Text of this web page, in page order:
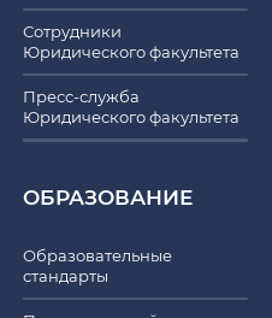
Сотрудники
Юридического факультета
Пресс-служба
Юридического факультета
ОБРАЗОВАНИЕ
Образовательные
стандарты